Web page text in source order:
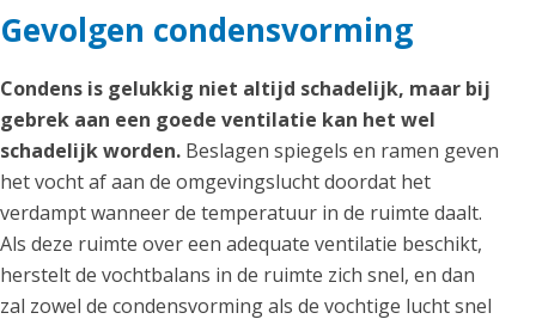
Gevolgen condensvorming
Condens is gelukkig niet altijd schadelijk, maar bij
gebrek aan een goede ventilatie kan het wel
schadelijk worden. Beslagen spiegels en ramen geven
het vocht af aan de omgevingslucht doordat het
verdampt wanneer de temperatuur in de ruimte daalt.
Als deze ruimte over een adequate ventilatie beschikt,
herstelt de vochtbalans in de ruimte zich snel, en dan
zal zowel de condensvorming als de vochtige lucht snel